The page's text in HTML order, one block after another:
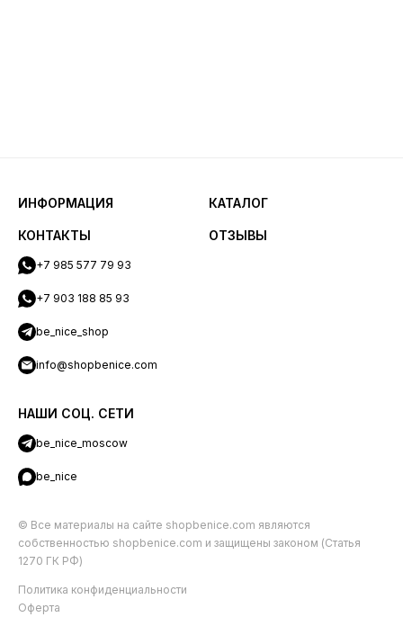
ИНФОРМАЦИЯ КАТАЛОГ
КОНТАКТЫ
+7 985 577 79 93
+7 903 188 85 93
be_nice_shop
info@shopbenice.com
НАШИ СОЦ. СЕТИ
be_nice_moscow
be_nice
ОТЗЫВЫ
© Все материалы на сайте shopbenice.com являются
собственностью shopbenice.com и защищены законом (Статья
1270 ГК РФ)
Политика конфиденциальности
Оферта